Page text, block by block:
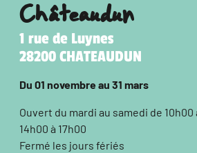
Châteaudun
1 rue de Luynes
28200 CHATEAUDUN
Du 01 novembre au 31 mars
Ouvert du mardi au samedi de 10h00
14h00 à 17h00
Fermé les jours fériés